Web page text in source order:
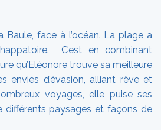
Baule, face à l’océan. La plage a
C’est en combinant
qu’Eléonore trouve sa meilleure
envies d’évasion, alliant rêve et
voyages, elle puise ses
différents paysages et façons de